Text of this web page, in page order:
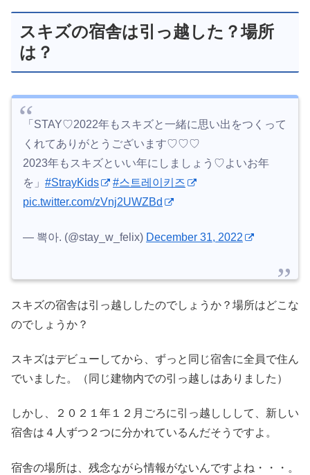
スキズの宿舎は引っ越した？場所
は？
「STAY♡2022年もスキズと一緒に思い出をつくって
くれてありがとうございます♡♡♡
2023年もスキズといい年にしましょう♡よいお年
を」 #StrayKids
#스트레이키즈
pic.twitter.com/zVnj2UWZBd
— 뽁아. (@stay_w_felix) December 31, 2022
スキズの宿舎は引っ越ししたのでしょうか？場所はどこな
のでしょうか？
スキズはデビューしてから、ずっと同じ宿舎に全員で住ん
でいました。（同じ建物内での引っ越しはありました）
しかし、２０２１年１２月ごろに引っ越ししして、新しい
宿舎は４人ずつ２つに分かれているんだそうですよ。
宿舎の場所は、残念ながら情報がないんですよね・・・。